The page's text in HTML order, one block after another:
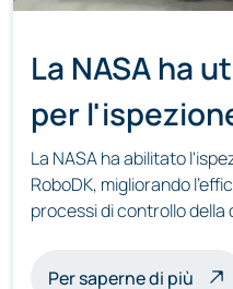
La NASA ha
per
La NASA ha abilitato
RoboDK, migliorando
processi di controllo della
Per saperne di più